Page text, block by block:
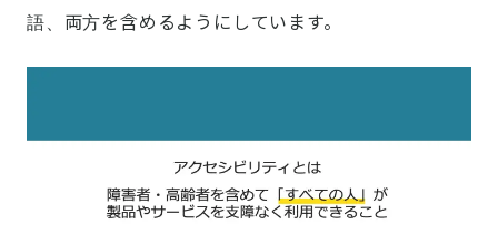
語、両方を含めるようにしています。